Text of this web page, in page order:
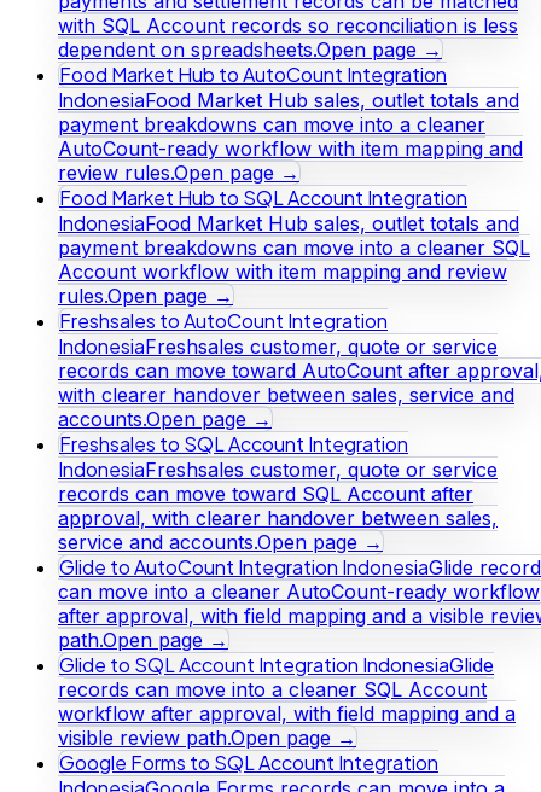
with SQL Account records so reconciliation is less
dependent on spreadsheets.Open page →
Food Market Hub to AutoCount Integration
IndonesiaFood Market Hub sales, outlet totals and
payment breakdowns can move into a cleaner
AutoCount-ready workflow with item mapping and
review rules.Open page →
Food Market Hub to SQL Account Integration
IndonesiaFood Market Hub sales, outlet totals and
payment breakdowns can move into a cleaner SQL
Account workflow with item mapping and review
rules.Open page →
Freshsales to AutoCount Integration
IndonesiaFreshsales customer, quote or service
records can move toward AutoCount after
with clearer handover between sales, service and
accounts.Open page →
Freshsales to SQL Account Integration
IndonesiaFreshsales customer, quote or service
records can move toward SQL Account after
approval, with clearer handover between sales,
service and accounts.Open page →
Glide to AutoCount Integration IndonesiaGlide
can move into a cleaner AutoCount-ready workflow
after approval, with field mapping and a visible
path.Open page →
Glide to SQL Account Integration IndonesiaGlide
records can move into a cleaner SQL Account
workflow after approval, with field mapping and a
visible review path.Open page →
Google Forms to SQL Account Integration